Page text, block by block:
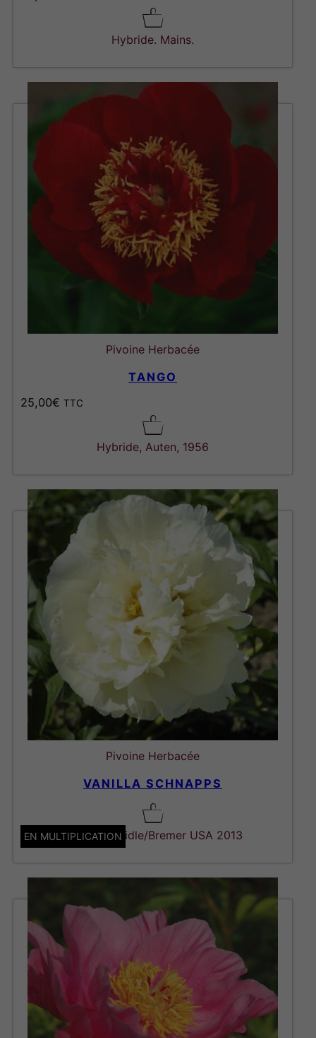
Hybride. Mains.
Pivoine Herbacée
TANGO
25,00€ TTC
Hybride, Auten, 1956
EN MULTIPLICATION
Pivoine Herbacée
VANILLA SCHNAPPS
Hybride. Seidle/Bremer USA 2013